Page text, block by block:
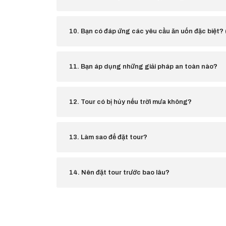
10. Bạn có đáp ứng các yêu cầu ăn uốn đặc biệt?
11. Bạn áp dụng những giải pháp an toàn nào?
12. Tour có bị hủy nếu trời mưa không?
13. Làm sao để đặt tour?
14. Nên đặt tour trước bao lâu?